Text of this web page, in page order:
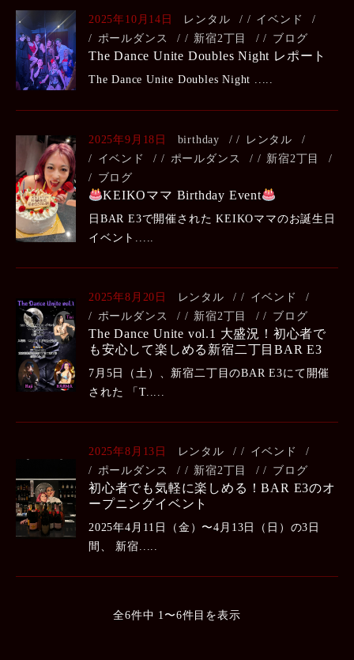
2025年10月14日 レンタル / イベンド
/
ポールダンス
/ 新宿2丁目 / ブログ
The Dance Unite Doubles Night レポート
The Dance Unite Doubles Night .....
2025年9月18日 birthday / レンタル
/
イベンド
/ ポールダンス / 新宿2丁目
/
ブログ
KEIKOママ Birthday Event
日BAR E3で開催された KEIKOママのお誕生日
イベント.....
2025年8月20日 レンタル / イベンド
/
ポールダンス
/ 新宿2丁目 / ブログ
The Dance Unite vol.1 大盛況！初心者で
も安心して楽しめる新宿二丁目BAR E3
7月5日（土）、新宿二丁目のBAR E3にて開催
された 「T.....
2025年8月13日 レンタル / イベンド
/
ポールダンス
/ 新宿2丁目 / ブログ
初心者でも気軽に楽しめる！BAR E3のオ
ープニングイベント
2025年4月11日（金）〜4月13日（日）の3日
間、 新宿.....
全6件中 1〜6件目を表示